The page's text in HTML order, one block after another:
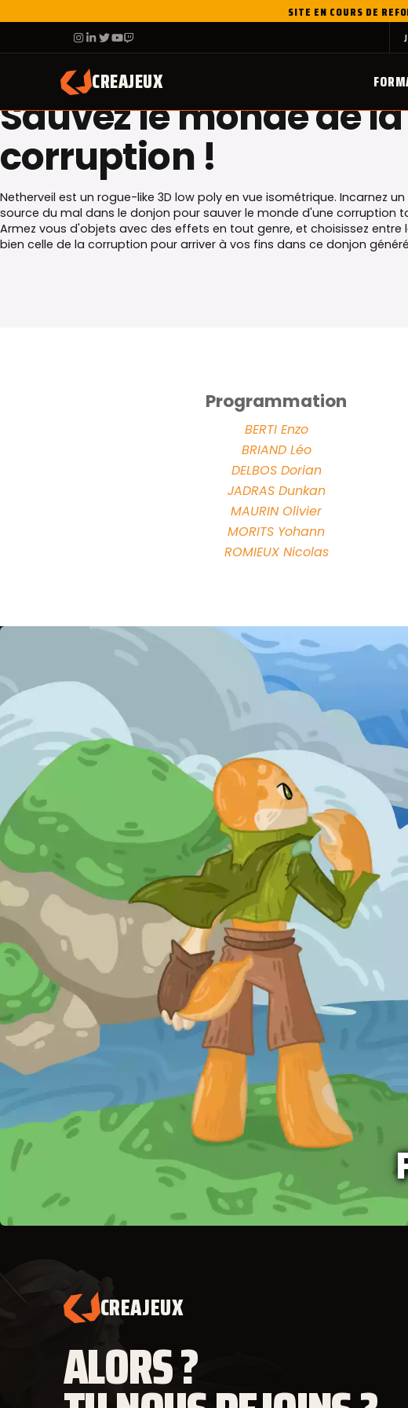
content
SITE EN COURS DE
IGINX YTTW
CREAJEUX
Sauvez le monde de la
corruption !
Netherveil est un rogue-like 3D low poly en vue isométrique. Incarnez
source du mal dans le donjon pour sauver le monde d'une corruption
Armez vous d'objets avec des effets en tout genre, et choisissez entre
bien celle de la corruption pour arriver à vos fins dans ce donjon
Programmation
BERTI Enzo
BRIAND Léo
DELBOS Dorian
JADRAS Dunkan
MAURIN Olivier
MORITS Yohann
ROMIEUX Nicolas
CREAJEUX
ALORS ?